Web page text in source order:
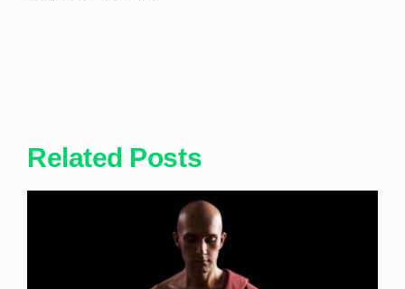
Related Posts